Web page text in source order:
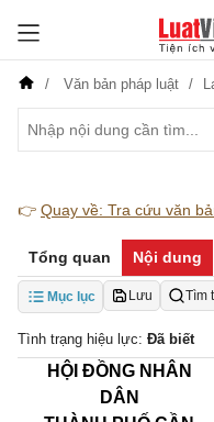
Văn bản pháp luật
👉 Quay về: Tra cứu văn
Tổng quan Nội dung
Mục lục Lưu Tìm
Tình trạng hiệu lực: Đã biết
HỘI ĐỒNG NHÂN
DÂN